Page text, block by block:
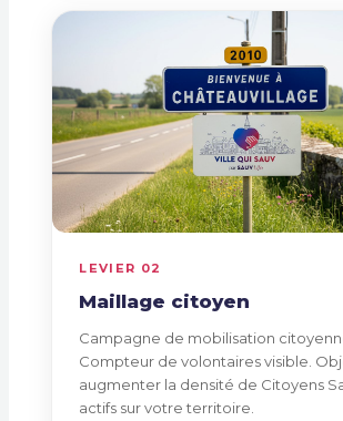
LEVIER 02
Maillage citoyen
Campagne de mobilisation
Compteur de volontaires visible.
augmenter la densité de Citoyens
actifs sur votre territoire.